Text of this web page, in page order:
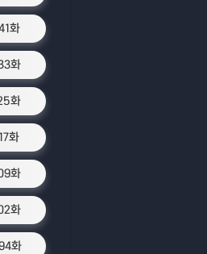
화
화
화
화
화
화
화